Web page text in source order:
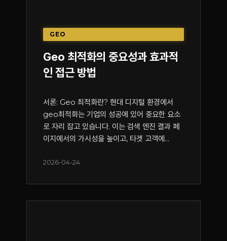
GEO
Geo 최적화의 중요성과 효과적
인 접근 방법
서론: Geo 최적화란? 현대 디지털 환경에서
geo최적화는 기업의 성공에 있어 중요한 요소
로 자리 잡고 있습니다. 이는 검색 엔진 결과 페
이지에서의 가시성을 높이고, 타겟 고객에...
2026-04-24